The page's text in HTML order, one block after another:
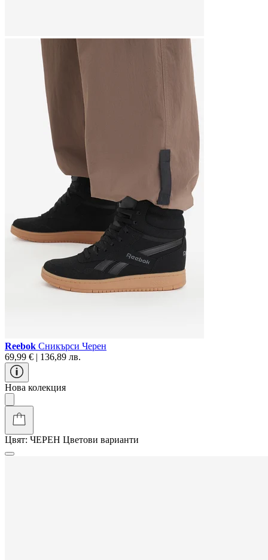
Reebok Сникърси Черен
69,99 € | 136,89 лв.
Нова колекция
Цвят: ЧЕРЕН Цветови варианти